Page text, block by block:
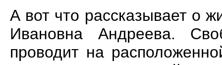
А вот что рассказывает о
Ивановна Андреева.
проводит на